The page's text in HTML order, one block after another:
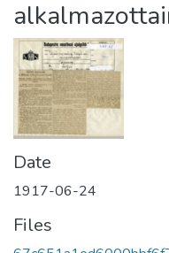
Date
1917-06-24
Files